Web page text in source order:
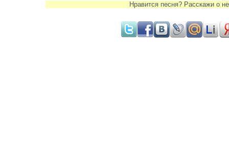
Нравится песня? Расскажи о